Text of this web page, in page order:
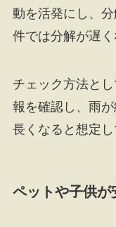
動を活発にし、
件では分解が遅く
チェック方法と
報を確認し、雨
長くなると想定し
ペットや子供が